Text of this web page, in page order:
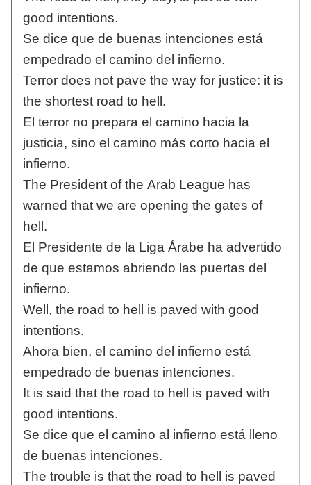
good intentions.
Se dice que de buenas intenciones está
empedrado el camino del infierno.
Terror does not pave the way for justice: it is
the shortest road to hell.
El terror no prepara el camino hacia la
justicia, sino el camino más corto hacia el
infierno.
The President of the Arab League has
warned that we are opening the gates of
hell.
El Presidente de la Liga Árabe ha advertido
de que estamos abriendo las puertas del
infierno.
Well, the road to hell is paved with good
intentions.
Ahora bien, el camino del infierno está
empedrado de buenas intenciones.
It is said that the road to hell is paved with
good intentions.
Se dice que el camino al infierno está lleno
de buenas intenciones.
The trouble is that the road to hell is paved